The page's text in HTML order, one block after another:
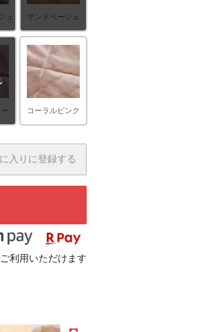
ュ サンドベージュ
コーラルピンク
入りに登録する
利用いただけます